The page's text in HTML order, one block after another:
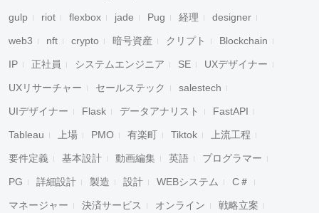
gulp riot flexbox jade Pug 経理 designer
web3 nft crypto 暗号資産 クリプト Blockchain
IP 正社員 システムエンジニア SE UXデザイナー
UXリサーチャー セールステック salestech
UIデザイナー Flask データアナリスト FastAPI
Tableau 上場 PMO 有楽町 Tiktok 上流工程
要件定義 基本設計 動画編集 英語 プログラマー
PG 詳細設計 製造 設計 WEBシステム C＃
マネージャー 決済サービス オンライン 戦略立案